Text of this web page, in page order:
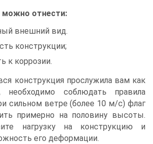
отнести:
внешний вид.
конструкции;
к коррозии.
конструкция прослужила вам как
соблюдать правила
сильном ветре (более 10 м/с) флаг
примерно на половину высоты.
нагрузку на конструкцию и
его деформации.